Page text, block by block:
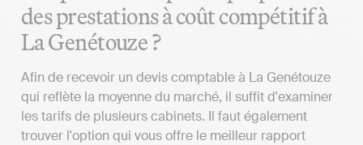
des prestations à coût compétitif à
La Genétouze ?
Afin de recevoir un devis comptable à La Genétouze
qui reflète la moyenne du marché, il suffit d'examiner
les tarifs de plusieurs cabinets. Il faut également
trouver l'option qui vous offre le meilleur rapport